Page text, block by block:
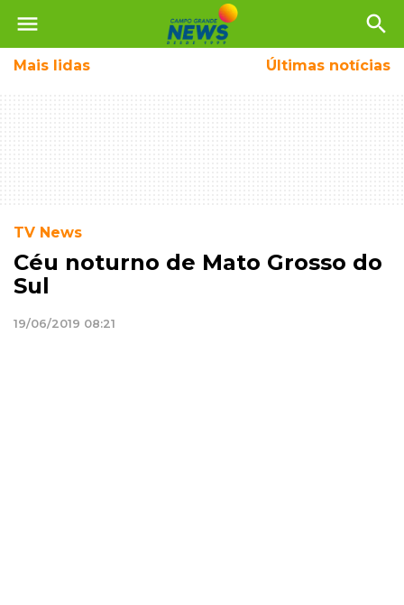
menu search
Mais lidas Últimas notícias
TV News
Céu noturno de Mato Grosso do
Sul
19/06/2019 08:21